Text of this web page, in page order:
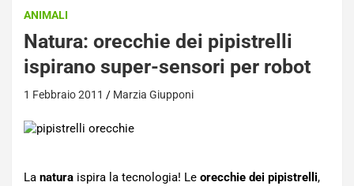
ANIMALI
Natura: orecchie dei pipistrelli
ispirano super-sensori per robot
1 Febbraio 2011 Marzia Giupponi
La natura ispira la tecnologia! Le orecchie dei pipistrelli,